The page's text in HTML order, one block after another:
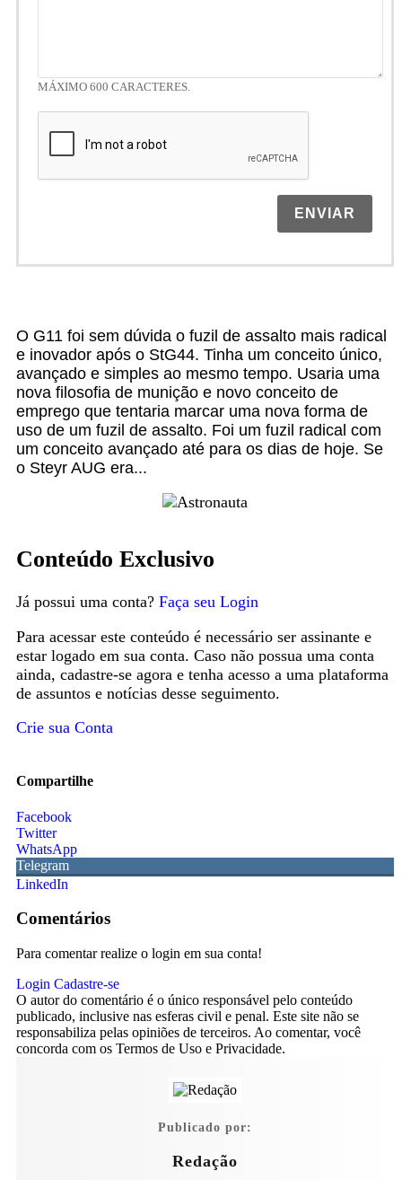
MÁXIMO 600 CARACTERES.
ENVIAR
O G11 foi sem dúvida o fuzil de assalto mais radical
e inovador após o StG44. Tinha um conceito único,
avançado e simples ao mesmo tempo. Usaria uma
nova filosofia de munição e novo conceito de
emprego que tentaria marcar uma nova forma de
uso de um fuzil de assalto. Foi um fuzil radical com
um conceito avançado até para os dias de hoje. Se
o Steyr AUG era...
Conteúdo Exclusivo
Já possui uma conta? Faça seu Login
Para acessar este conteúdo é necessário ser assinante e
estar logado em sua conta. Caso não possua uma conta
ainda, cadastre-se agora e tenha acesso a uma plataforma
de assuntos e notícias desse seguimento.
Crie sua Conta
Compartilhe
Facebook
Twitter
WhatsApp
Telegram
LinkedIn
Comentários
Para comentar realize o login em sua conta!
Login Cadastre-se
O autor do comentário é o único responsável pelo conteúdo
publicado, inclusive nas esferas civil e penal. Este site não se
responsabiliza pelas opiniões de terceiros. Ao comentar, você
concorda com os Termos de Uso e Privacidade.
Publicado por:
Redação